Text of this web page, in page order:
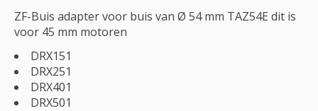
ZF-Buis adapter voor buis van Ø 54 mm TAZ54E dit is
voor 45 mm motoren
DRX151
DRX251
DRX401
DRX501